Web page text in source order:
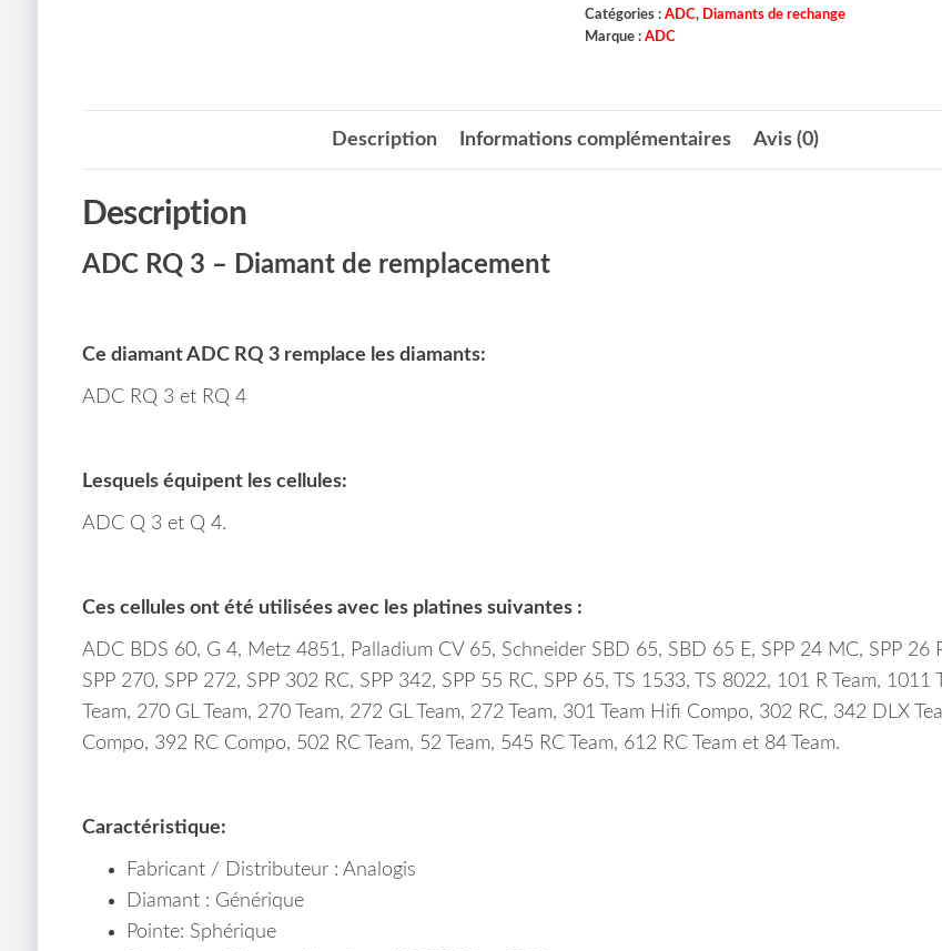
Catégories :ADC, Diamants de rechange
Marque :ADC
Description Informations complémentaires Avis (0)
Description
ADC RQ 3 – Diamant de remplacement
Ce diamant ADC RQ 3 remplace les diamants:
ADC RQ 3 et RQ 4
Lesquels équipent les cellules:
ADC Q 3 et Q 4.
Ces cellules ont été utilisées avec les platines suivantes :
ADC BDS 60, G 4, Metz 4851, Palladium CV 65, Schneider SBD 65, SBD 65 E, SPP 24 MC, SPP 26
SPP 270, SPP 272, SPP 302 RC, SPP 342, SPP 55 RC, SPP 65, TS 1533, TS 8022, 101 R Team, 1011
Team, 270 GL Team, 270 Team, 272 GL Team, 272 Team, 301 Team Hifi Compo, 302 RC, 342 DLX
Compo, 392 RC Compo, 502 RC Team, 52 Team, 545 RC Team, 612 RC Team et 84 Team.
Caractéristique:
Fabricant / Distributeur : Analogis
Diamant : Générique
Pointe: Sphérique